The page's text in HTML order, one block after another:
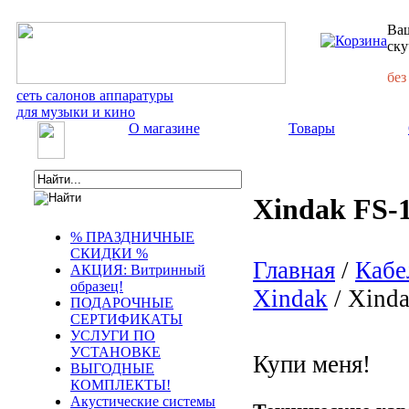
сеть салонов аппаратуры
для музыки и кино
О магазине Товары
% ПРАЗДНИЧНЫЕ
СКИДКИ %
АКЦИЯ: Витринный
образец!
ПОДАРОЧНЫЕ
СЕРТИФИКАТЫ
УСЛУГИ ПО
УСТАНОВКЕ
ВЫГОДНЫЕ
КОМПЛЕКТЫ!
Акустические системы
Xindak FS-
Главная /
Xindak /
Купи меня!